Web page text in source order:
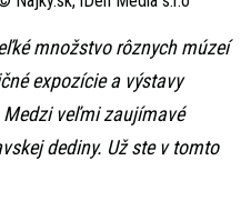
množstvo rôznych múzeí
expozície a výstavy
veľmi zaujímavé
dediny. Už ste v tomto